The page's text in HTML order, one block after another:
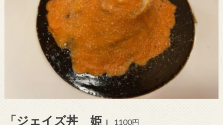
「ジェイズ丼 姫」 1100円